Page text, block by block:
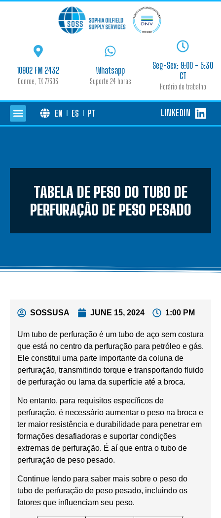
10902 FM 2432
Conroe, TX 77303
Whatsapp
Suporte 24 horas
Seg-Sex: 9:00 - 5:30
CT
Horário de trabalho
EN ES PT LINKEDIN
TABELA DE PESO DO TUBO DE
PERFURAÇÃO DE PESO PESADO
SOSSUSA JUNE 15, 2024 1:00 PM
Um tubo de perfuração é um tubo de aço sem costura
que está no centro da perfuração para petróleo e gás.
Ele constitui uma parte importante da coluna de
perfuração, transmitindo torque e transportando fluido
de perfuração ou lama da superfície até a broca.
No entanto, para requisitos específicos de
perfuração, é necessário aumentar o peso na broca e
ter maior resistência e durabilidade para penetrar em
formações desafiadoras e suportar condições
extremas de perfuração. É aí que entra o tubo de
perfuração de peso pesado.
Continue lendo para saber mais sobre o peso do
tubo de perfuração de peso pesado, incluindo os
fatores que influenciam seu peso.